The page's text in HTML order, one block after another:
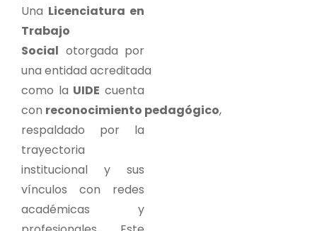
Una Licenciatura en
Trabajo
Social otorgada por
una entidad acreditada
como la UIDE cuenta
con reconocimiento pedagógico,
respaldado por la
trayectoria
institucional y sus
vínculos con redes
académicas y